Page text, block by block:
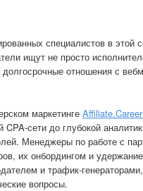
специалистов в этой
ищут не просто
отношения с
маркетинге
сети до глубокой
Менеджеры по работе с
их онбордингом и
и трафик-
вопросы.